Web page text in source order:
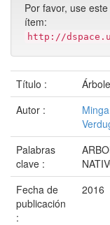
Por favor, use
ítem:
http://
Título :
Autor :
Palabras
clave :
Fecha de
publicación
:
2016